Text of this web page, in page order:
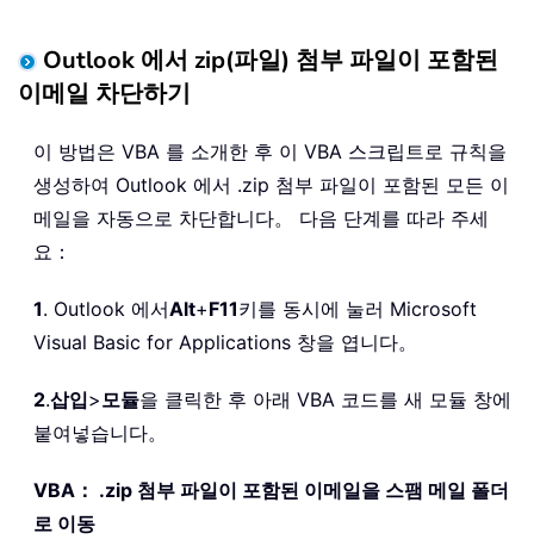
Outlook 에서 zip(파일) 첨부 파일이 포함된
이메일 차단하기
이 방법은 VBA 를 소개한 후 이 VBA 스크립트로 규칙을
생성하여 Outlook 에서 .zip 첨부 파일이 포함된 모든 이
메일을 자동으로 차단합니다。 다음 단계를 따라 주세
요：
1. Outlook 에서Alt+F11키를 동시에 눌러 Microsoft
Visual Basic for Applications 창을 엽니다。
2.삽입>모듈을 클릭한 후 아래 VBA 코드를 새 모듈 창에
붙여넣습니다。
VBA： .zip 첨부 파일이 포함된 이메일을 스팸 메일 폴더
로 이동